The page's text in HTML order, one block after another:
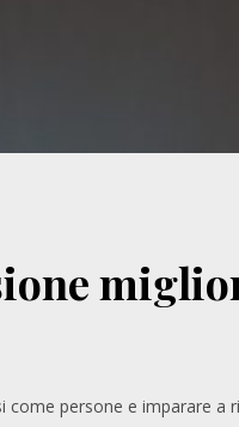
come persone e imparare